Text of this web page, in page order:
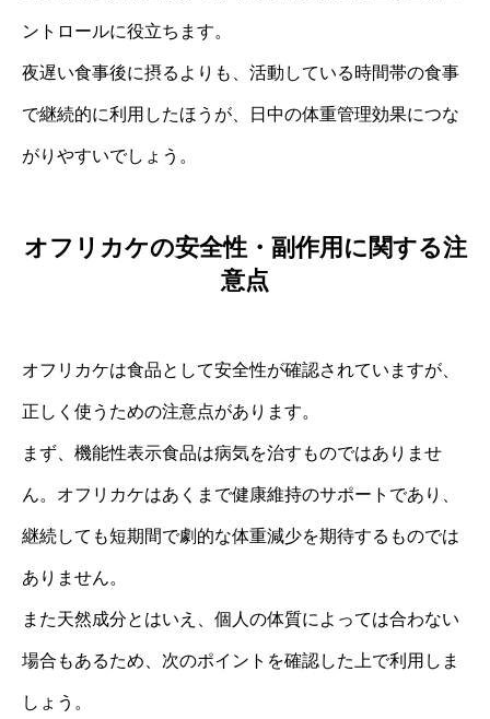
ントロールに役立ちます。
夜遅い食事後に摂るよりも、活動している時間帯の食事
で継続的に利用したほうが、日中の体重管理効果につな
がりやすいでしょう。
オフリカケの安全性・副作用に関する注
意点
オフリカケは食品として安全性が確認されていますが、
正しく使うための注意点があります。
まず、機能性表示食品は病気を治すものではありませ
ん。オフリカケはあくまで健康維持のサポートであり、
継続しても短期間で劇的な体重減少を期待するものでは
ありません。
また天然成分とはいえ、個人の体質によっては合わない
場合もあるため、次のポイントを確認した上で利用しま
しょう。